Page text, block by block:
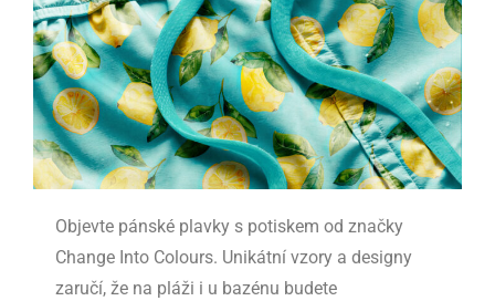
Objevte pánské plavky s potiskem od značky
Change Into Colours. Unikátní vzory a designy
zaručí, že na pláži i u bazénu budete